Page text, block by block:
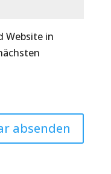
Website in